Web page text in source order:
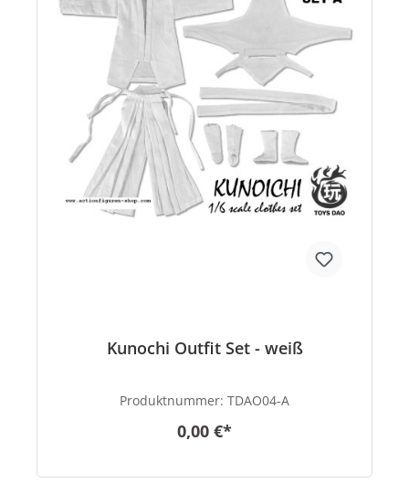
Kunochi Outfit Set - weiß
Produktnummer: TDAO04-A
0,00 €*